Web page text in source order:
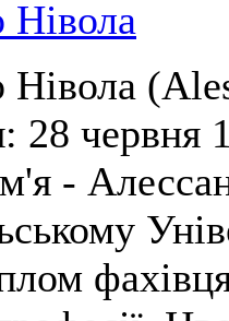
Нівола
Нівола
28 червня
-